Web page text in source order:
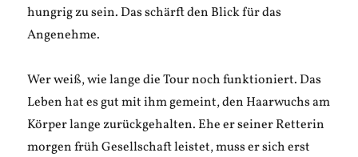
hungrig zu sein. Das schärft den Blick für das
Angenehme.
Wer weiß, wie lange die Tour noch funktioniert. Das
Leben hat es gut mit ihm gemeint, den Haarwuchs am
Körper lange zurückgehalten. Ehe er seiner Retterin
morgen früh Gesellschaft leistet, muss er sich erst